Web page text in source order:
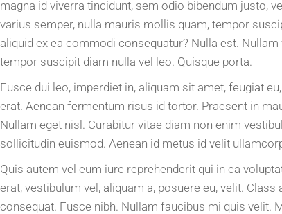
magna id viverra tincidunt, sem odio bibendum justo,
varius semper, nulla mauris mollis quam, tempor
aliquid ex ea commodi consequatur? Nulla est.
tempor suscipit diam nulla vel leo. Quisque porta.
Fusce dui leo, imperdiet in, aliquam sit amet, feugiat
erat. Aenean fermentum risus id tortor. Praesent in
Nullam eget nisl. Curabitur vitae diam non enim
sollicitudin euismod. Aenean id metus id velit
Quis autem vel eum iure reprehenderit qui in ea
erat, vestibulum vel, aliquam a, posuere eu, velit.
consequat. Fusce nibh. Nullam faucibus mi quis velit.